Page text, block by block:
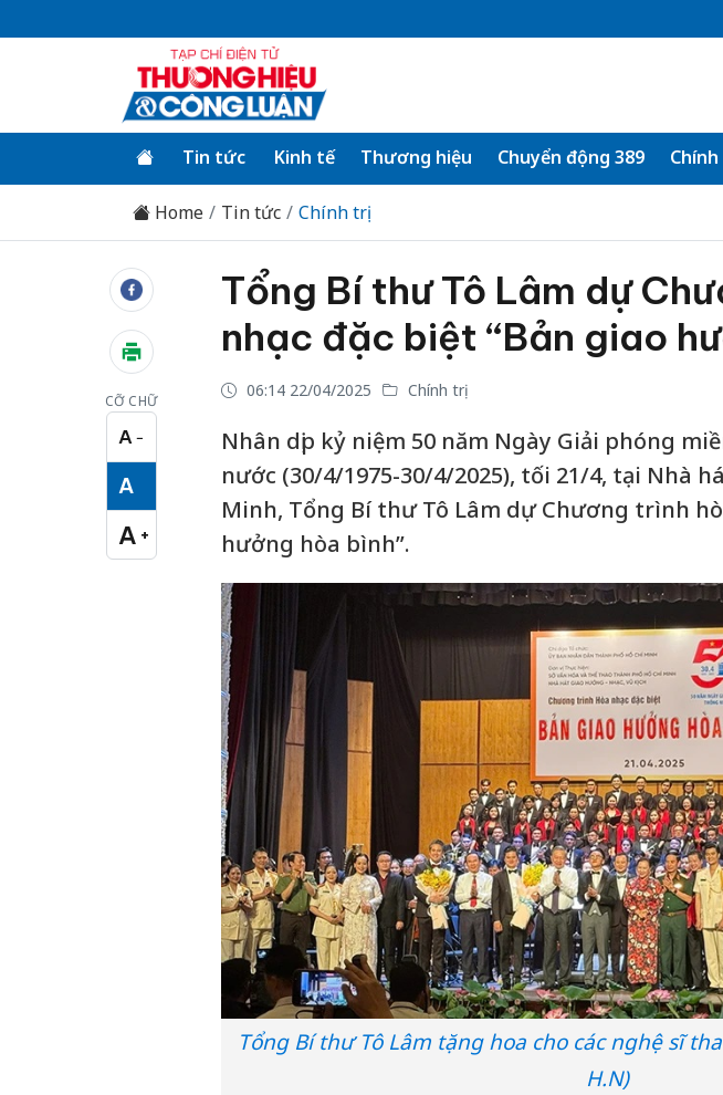
Tin tức Kinh tế Thương hiệu Chuyển động 389
Home Tin tức Chính trị
CỠ CHỮ
A −
Cỡ chữ nhỏ
A
Cỡ chữ vừa
A +
Cỡ chữ lớn
Tổng Bí thư Tô Lâm dự
nhạc đặc biệt “Bản giao
06:14 22/04/2025 Chính trị
Nhân dịp kỷ niệm 50 năm Ngày Giải phóng
nước (30/4/1975-30/4/2025), tối 21/4, tại Nhà
Minh, Tổng Bí thư Tô Lâm dự Chương trình
hưởng hòa bình”.
Tổng Bí thư Tô Lâm tặng hoa cho các nghệ sĩ
H.N)